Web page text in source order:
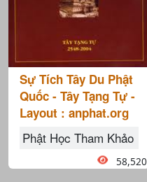
Sự Tích Tây Du Phật
Quốc - Tây Tạng Tự -
Layout : anphat.org
Phật Học Tham Khảo
58,520